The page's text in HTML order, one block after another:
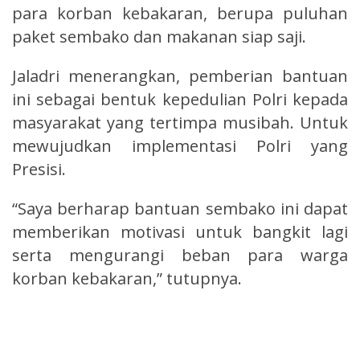
para korban kebakaran, berupa puluhan
paket sembako dan makanan siap saji.
Jaladri menerangkan, pemberian bantuan
ini sebagai bentuk kepedulian Polri kepada
masyarakat yang tertimpa musibah. Untuk
mewujudkan implementasi Polri yang
Presisi.
“Saya berharap bantuan sembako ini dapat
memberikan motivasi untuk bangkit lagi
serta mengurangi beban para warga
korban kebakaran,” tutupnya.